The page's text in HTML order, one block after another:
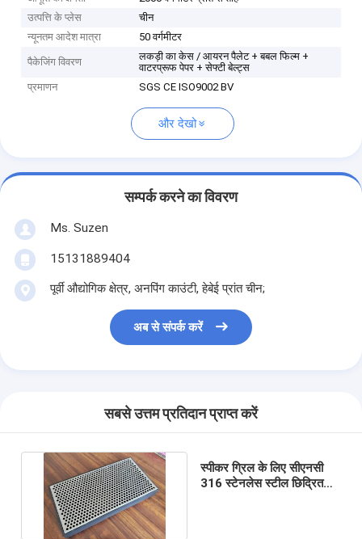
उत्पत्ति के प्लेस
चीन
न्यूनतम आदेश मात्रा
50 वर्गमीटर
पैकेजिंग विवरण
लकड़ी का केस / आयरन पैलेट + बबल फिल्म +
वाटरप्रूफ पेपर + सेफ्टी बेल्ट्स
प्रमाणन
SGS CE ISO9002 BV
और देखो
सम्पर्क करने का विवरण
Ms. Suzen
15131889404
पूर्वी औद्योगिक क्षेत्र, अनपिंग काउंटी, हेबेई प्रांत चीन;
अब से संपर्क करें
सबसे उत्तम प्रतिदान प्राप्त करें
स्पीकर ग्रिल के लिए सीएनसी
316 स्टेनलेस स्टील छिद्रित